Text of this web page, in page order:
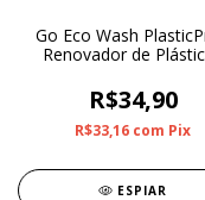
Go Eco Wash
Renovador de
R$34,90
R$33,16 com Pix
ESPIAR